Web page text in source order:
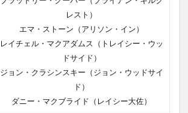
レスト）
エマ・ストーン（アリソン・イン）
レイチェル・マクアダムス（トレイシー・ウッ
ドサイド）
ジョン・クラシンスキー（ジョン・ウッドサイ
ド）
ダニー・マクブライド（レイシー大佐）